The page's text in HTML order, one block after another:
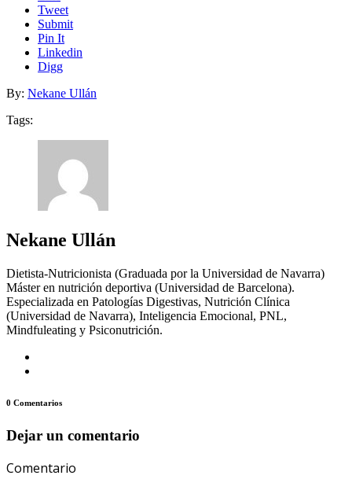
Tweet
Submit
Pin It
Linkedin
Digg
By: Nekane Ullán
Tags:
Nekane Ullán
Dietista-Nutricionista (Graduada por la Universidad de Navarra)
Máster en nutrición deportiva (Universidad de Barcelona).
Especializada en Patologías Digestivas, Nutrición Clínica
(Universidad de Navarra), Inteligencia Emocional, PNL,
Mindfuleating y Psiconutrición.
0 Comentarios
Dejar un comentario
Comentario